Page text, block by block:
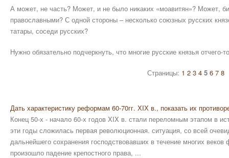
А может, не часть? Может, и не было никаких «моавитян»? Может,
православными? С одной стороны – несколько союзных русских
татары, соседи русских?
Нужно обязательно подчеркнуть, что многие русские князья
Страницы: 1 2 3 4 5 6 7 8
Дать характеристику реформам 60-70гг. ХIХ в., показать их
Конец 50-х - начало 60-х годов XIX в. стали переломным этапом в
эти годы сложилась первая революционная. ситуация, со всей
дальнейшего сохранения господствовавших в течение многих
произошло падение крепостного права, ...